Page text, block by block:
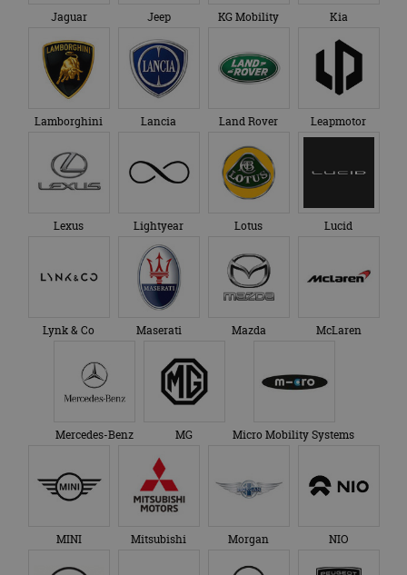
Jaguar Jeep KG Mobility Kia
Lamborghini Lancia Land Rover Leapmotor
Lexus Lightyear Lotus Lucid
Lynk & Co Maserati Mazda McLaren
Mercedes-Benz MG Micro Mobility Systems
MINI Mitsubishi Morgan NIO